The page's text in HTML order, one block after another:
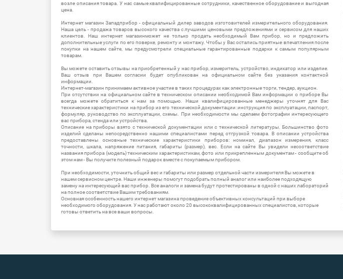
возле описания товара. У нас самые квалифицированные сотрудники, качественное оборудование и выгодная
цена.
Интернет магазин Западприбор - официальный дилер заводов изготовителей измерительного оборудования.
Наша цель - продажа товаров высокого качества с лучшими ценовыми предложениями и сервисом для наших
клиентов. Наш интернет магазинможет не только продать необходимый Вам прибор, но и предложить
дополнительные услуги по его поверке, ремонту и монтажу. Чтобы у Вас остались приятные впечатления после
покупки на нашем сайте, мы предусмотрели специальные гарантированные подарки к самым популярным
товарам.
Вы можете оставить отзывы на приобретенный у нас прибор, измеритель, устройство, индикатор или изделие.
Ваш отзыв при Вашем согласии будет опубликован на официальном сайте без указания контактной
информации.
Интернет-магазин принимаем активное участие в таких процедурах как электронные торги, тендер, аукцион.
При отсутствии на официальном сайте в техническом описании необходимой Вам информации о приборе Вы
всегда можете обратиться к нам за помощью. Наши квалифицированные менеджеры уточнят для Вас
технические характеристики на прибор из его технической документации: инструкция по эксплуатации, паспорт,
формуляр, руководство по эксплуатации, схемы. При необходимости мы сделаем фотографии интересующего
вас прибора, стенда или устройства.
Описание на приборы взято с технической документации или с технической литературы. Большинство фото
изделий сделаны непосредственно нашими специалистами перед отгрузкой товара. В описании устройства
предоставлены основные технические характеристики приборов: номинал, диапазон измерения, класс
точности, шкала, напряжение питания, габариты (размер), вес. Если на сайте Вы увидели несоответствие
названия прибора (модель) техническим характеристикам, фото или прикрепленным документам - сообщите об
этом нам - Вы получите полезный подарок вместе с покупаемым прибором.
При необходимости, уточнить общий вес и габариты или размер отдельной части измерителя Вы можете в
нашем сервисном центре. Наши инженеры помогут подобрать полный аналог или наиболее подходящую
замену на интересующий вас прибор. Все аналоги и замена будут протестированы в одной с наших лабораторий
на полное соответствие Вашим требованиям.
Основная особенность нашего интернет магазина проведение объективных консультаций при выборе
необходимого оборудования. У нас работают около 20 высококвалифицированных специалистов, которые
готовы ответить на все ваши вопросы.